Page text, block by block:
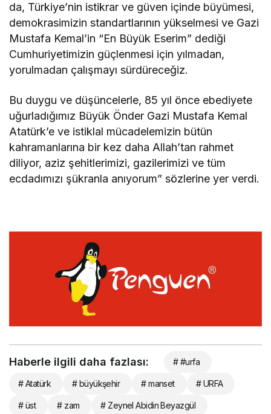
da, Türkiye’nin istikrar ve güven içinde büyümesi,
demokrasimizin standartlarının yükselmesi ve Gazi
Mustafa Kemal’in “En Büyük Eserim” dediği
Cumhuriyetimizin güçlenmesi için yılmadan,
yorulmadan çalışmayı sürdüreceğiz.
Bu duygu ve düşüncelerle, 85 yıl önce ebediyete
uğurladığımız Büyük Önder Gazi Mustafa Kemal
Atatürk’e ve istiklal mücadelemizin bütün
kahramanlarına bir kez daha Allah’tan rahmet
diliyor, aziz şehitlerimizi, gazilerimizi ve tüm
ecdadımızı şükranla anıyorum” sözlerine yer verdi.
Haberle ilgili daha fazlası: # #urfa
# Atatürk # büyükşehir # manset # URFA
# üst # zam # Zeynel Abidin Beyazgül